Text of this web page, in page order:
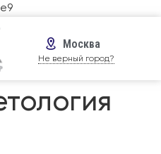
Москва
Не верный город?